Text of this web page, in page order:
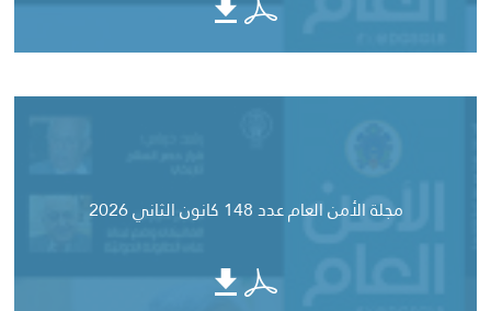
مجلة الأمن العام عدد 148 كانون الثاني 2026